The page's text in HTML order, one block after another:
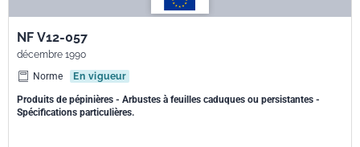
NF V12-057
décembre 1990
Norme
En vigueur
Produits de pépinières - Arbustes à feuilles caduques ou persistantes -
Spécifications particulières.